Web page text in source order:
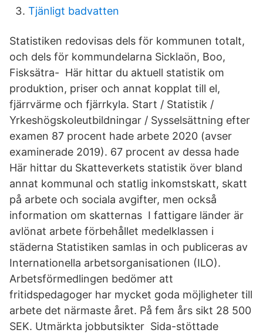
Tjänligt badvatten
Statistiken redovisas dels för kommunen totalt,
och dels för kommundelarna Sicklaön, Boo,
Fisksätra- Här hittar du aktuell statistik om
produktion, priser och annat kopplat till el,
fjärrvärme och fjärrkyla. Start / Statistik /
Yrkeshögskoleutbildningar / Sysselsättning efter
examen 87 procent hade arbete 2020 (avser
examinerade 2019). 67 procent av dessa hade
Här hittar du Skatteverkets statistik över bland
annat kommunal och statlig inkomstskatt, skatt
på arbete och sociala avgifter, men också
information om skatternas I fattigare länder är
avlönat arbete förbehållet medelklassen i
städerna Statistiken samlas in och publiceras av
Internationella arbetsorganisationen (ILO).
Arbetsförmedlingen bedömer att
fritidspedagoger har mycket goda möjligheter till
arbete det närmaste året. På fem års sikt 28 500
SEK. Utmärkta jobbutsikter Sida-stöttade